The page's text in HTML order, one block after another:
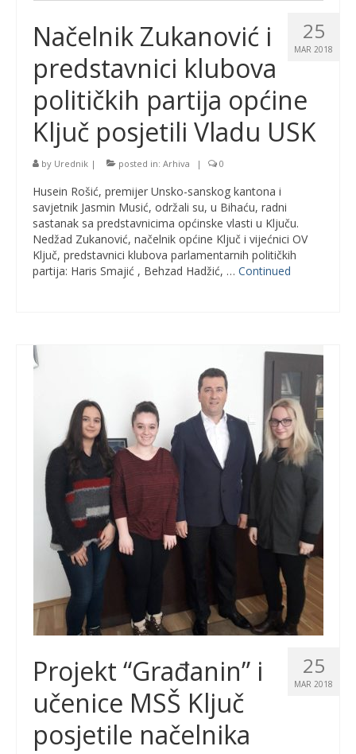
25
MAR 2018
Načelnik Zukanović i
predstavnici klubova
političkih partija općine
Ključ posjetili Vladu USK
by Urednik | posted in: Arhiva | 0
Husein Rošić, premijer Unsko-sanskog kantona i
savjetnik Jasmin Musić, održali su, u Bihaću, radni
sastanak sa predstavnicima općinske vlasti u Ključu.
Nedžad Zukanović, načelnik općine Ključ i vijećnici OV
Ključ, predstavnici klubova parlamentarnih političkih
partija: Haris Smajić , Behzad Hadžić, … Continued
25
MAR 2018
Projekt “Građanin” i
učenice MSŠ Ključ
posjetile načelnika